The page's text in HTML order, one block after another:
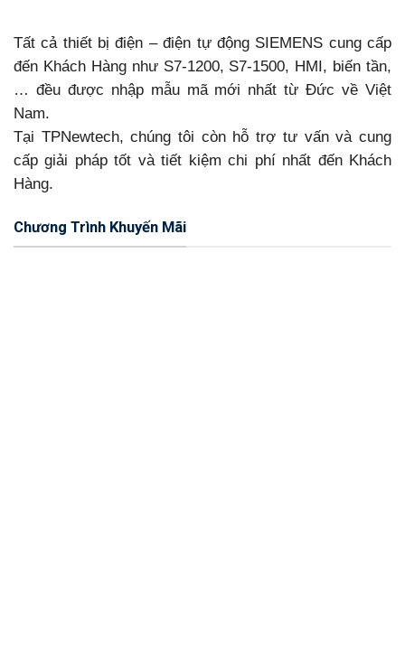
Tất cả thiết bị điện – điện tự động SIEMENS cung cấp
đến Khách Hàng như S7-1200, S7-1500, HMI, biến tần,
… đều được nhập mẫu mã mới nhất từ Đức về Việt
Nam.
Tại TPNewtech, chúng tôi còn hỗ trợ tư vấn và cung
cấp giải pháp tốt và tiết kiệm chi phí nhất đến Khách
Hàng.
Chương Trình Khuyến Mãi